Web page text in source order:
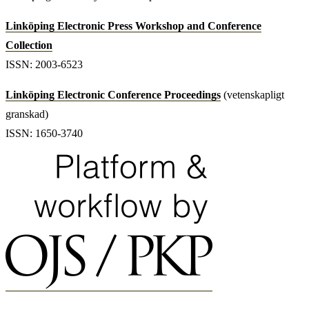
Linköping Electronic Press Workshop and Conference
Collection
ISSN: 2003-6523
Linköping Electronic Conference Proceedings (vetenskapligt
granskad)
ISSN: 1650-3740